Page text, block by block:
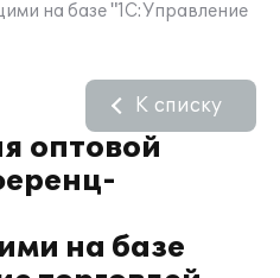
на базе "1С:Управление
оптовой
на базе
К списку